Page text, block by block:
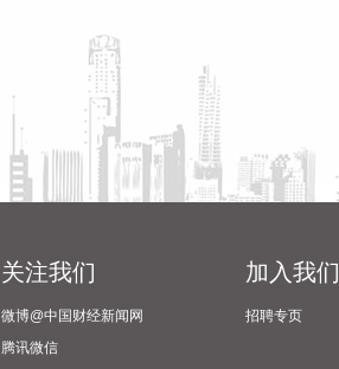
关注我们
微博@中国财经新闻网
腾讯微信
加入我们
招聘专页